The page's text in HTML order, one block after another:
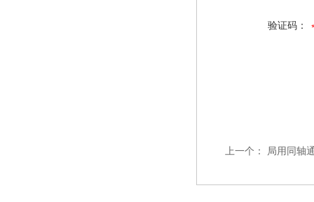
验证码：
上一个： 局用同轴